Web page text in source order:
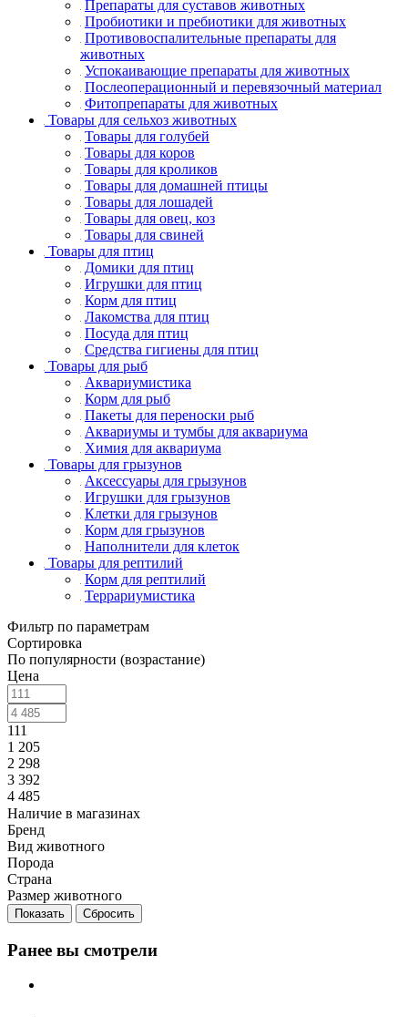
Препараты для суставов животных
Пробиотики и пребиотики для животных
Противовоспалительные препараты для
животных
Успокаивающие препараты для животных
Послеоперационный и перевязочный материал
Фитопрепараты для животных
Товары для сельхоз животных
Товары для голубей
Товары для коров
Товары для кроликов
Товары для домашней птицы
Товары для лошадей
Товары для овец, коз
Товары для свиней
Товары для птиц
Домики для птиц
Игрушки для птиц
Корм для птиц
Лакомства для птиц
Посуда для птиц
Средства гигиены для птиц
Товары для рыб
Аквариумистика
Корм для рыб
Пакеты для переноски рыб
Аквариумы и тумбы для аквариума
Химия для аквариума
Товары для грызунов
Аксессуары для грызунов
Игрушки для грызунов
Клетки для грызунов
Корм для грызунов
Наполнители для клеток
Товары для рептилий
Корм для рептилий
Террариумистика
Фильтр по параметрам
Сортировка
По популярности (возрастание)
Цена
111
1 205
2 298
3 392
4 485
Наличие в магазинах
Бренд
Вид животного
Порода
Страна
Размер животного
Сбросить
Ранее вы смотрели